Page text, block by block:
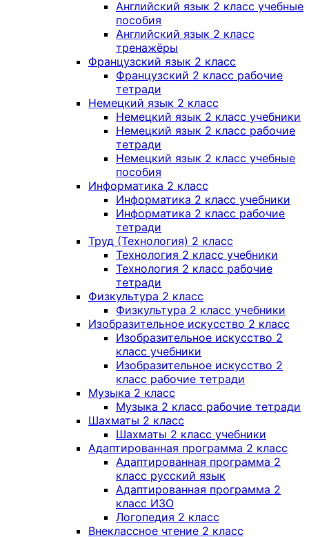
Английский язык 2 класс учебные
пособия
Английский язык 2 класс
тренажёры
Французский язык 2 класс
Французский 2 класс рабочие
тетради
Немецкий язык 2 класс
Немецкий язык 2 класс учебники
Немецкий язык 2 класс рабочие
тетради
Немецкий язык 2 класс учебные
пособия
Информатика 2 класс
Информатика 2 класс учебники
Информатика 2 класс рабочие
тетради
Труд (Технология) 2 класс
Технология 2 класс учебники
Технология 2 класс рабочие
тетради
Физкультура 2 класс
Физкультура 2 класс учебники
Изобразительное искусство 2 класс
Изобразительное искусство 2
класс учебники
Изобразительное искусство 2
класс рабочие тетради
Музыка 2 класс
Музыка 2 класс рабочие тетради
Шахматы 2 класс
Шахматы 2 класс учебники
Адаптированная программа 2 класс
Адаптированная программа 2
класс русский язык
Адаптированная программа 2
класс ИЗО
Логопедия 2 класс
Внеклассное чтение 2 класс